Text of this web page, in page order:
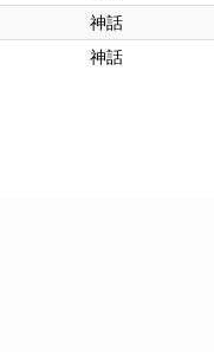
神話
神話